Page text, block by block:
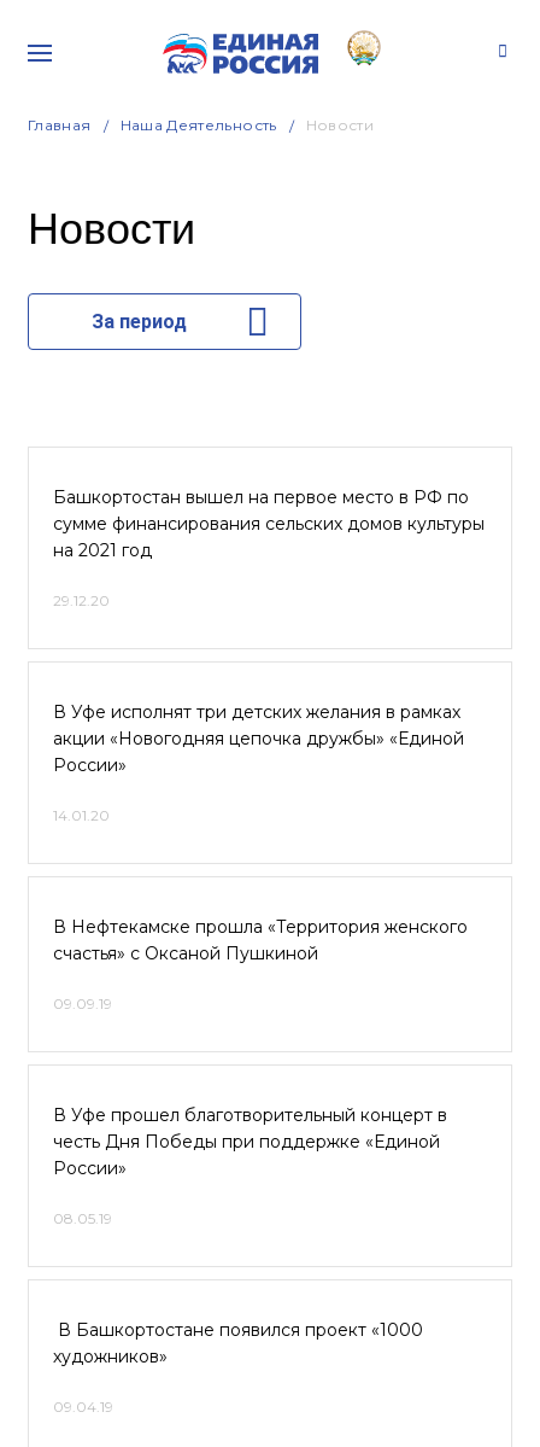
Главная Наша Деятельность Новости
Новости
За период
Башкортостан вышел на первое место в РФ по
сумме финансирования сельских домов культуры
на 2021 год
29.12.20
В Уфе исполнят три детских желания в рамках
акции «Новогодняя цепочка дружбы» «Единой
России»
14.01.20
В Нефтекамске прошла «Территория женского
счастья» с Оксаной Пушкиной
09.09.19
В Уфе прошел благотворительный концерт в
честь Дня Победы при поддержке «Единой
России»
08.05.19
В Башкортостане появился проект «1000
художников»
09.04.19